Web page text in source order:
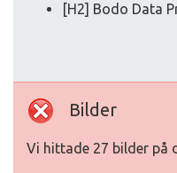
[H2] Bodo Data
Bilder
Vi hittade 27 bilder på